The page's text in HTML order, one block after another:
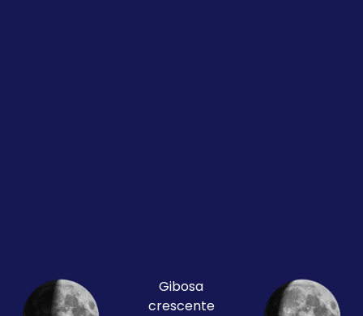
Gibosa
crescente